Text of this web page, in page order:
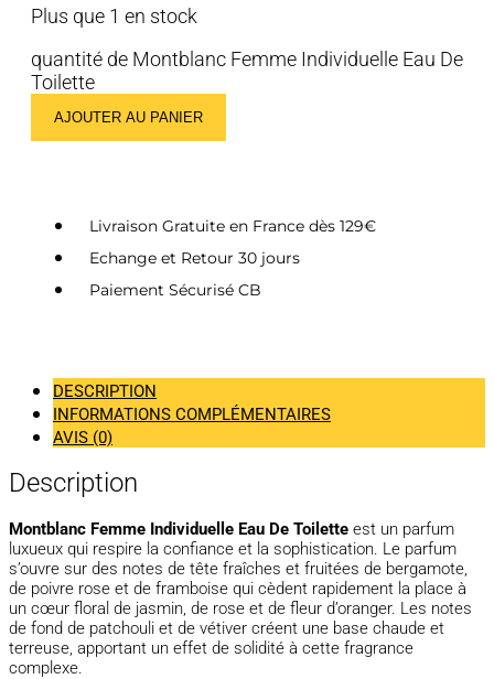
Plus que 1 en stock
quantité de Montblanc Femme Individuelle Eau De
Toilette
AJOUTER AU PANIER
Livraison Gratuite en France dès 129€
Echange et Retour 30 jours
Paiement Sécurisé CB
DESCRIPTION
INFORMATIONS COMPLÉMENTAIRES
AVIS (0)
Description
Montblanc Femme Individuelle Eau De Toilette est un parfum
luxueux qui respire la confiance et la sophistication. Le parfum
s’ouvre sur des notes de tête fraîches et fruitées de bergamote,
de poivre rose et de framboise qui cèdent rapidement la place à
un cœur floral de jasmin, de rose et de fleur d’oranger. Les notes
de fond de patchouli et de vétiver créent une base chaude et
terreuse, apportant un effet de solidité à cette fragrance
complexe.